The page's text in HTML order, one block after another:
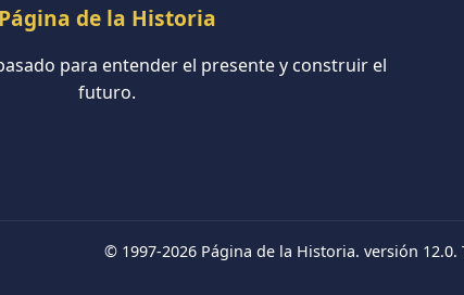
Página de la Historia
para entender el presente y construir el
futuro.
© 1997-2026 Página de la Historia. versión